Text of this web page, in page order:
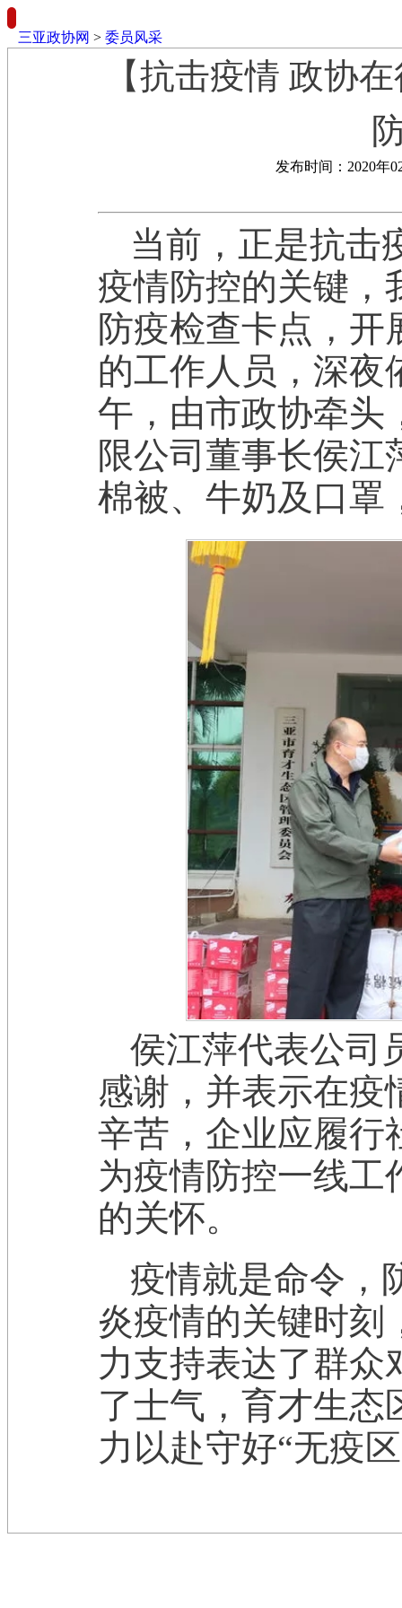
三亚政协网 > 委员风采
【抗击疫情 政协
发布时间：2020年
当前，正是抗击
疫情防控的关键，
防疫检查卡点，
的工作人员，深夜
午，由市政协牵头
限公司董事长侯
棉被、牛奶及口罩
侯江萍代表公司
感谢，并表示在疫
辛苦，企业应履行
为疫情防控一线工
的关怀。
疫情就是命令，
炎疫情的关键时刻
力支持表达了群众
了士气，育才生态
力以赴守好“无疫